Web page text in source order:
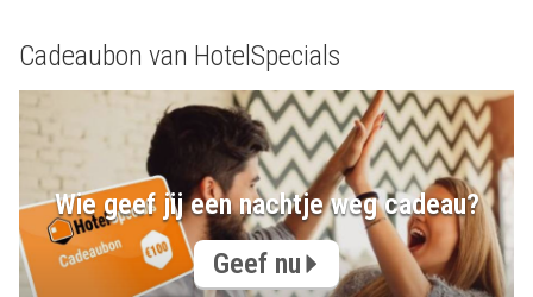
Cadeaubon van HotelSpecials
Wie geef jij een nachtje weg cadeau?
Geef nu